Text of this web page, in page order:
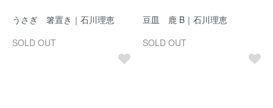
うさぎ 箸置き｜石川理恵
SOLD OUT
豆皿 鹿 B｜石川理恵
SOLD OUT